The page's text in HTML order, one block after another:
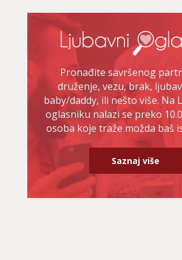
Pronađite savršenog
druženje, vezu, brak,
baby/daddy, ili nešto više. Na
oglasniku nalazi se preko
osoba koje traže možda baš
Saznaj više